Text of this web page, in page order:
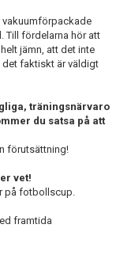
vakuumförpackade
Till fördelarna hör att
jämn, att det inte
det faktiskt är väldigt
träningsnärvaro
du satsa på att
förutsättning!
vet!
på fotbollscup.
framtida